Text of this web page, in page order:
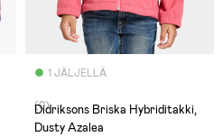
1 JÄLJELLÄ
(0)
Didriksons Briska Hybriditakki,
Dusty Azalea